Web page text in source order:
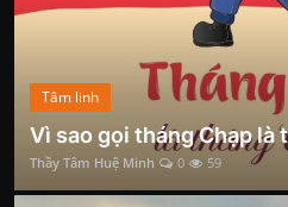
Tâm linh
Vì sao gọi tháng Chạp là
Thầy Tâm Huệ Minh 0 59